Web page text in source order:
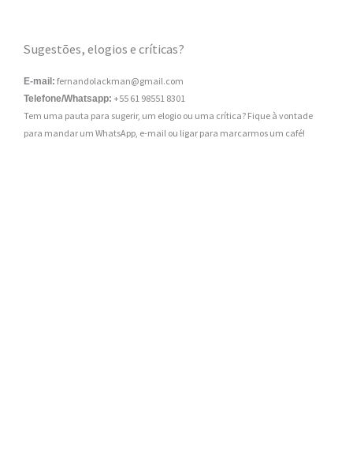
Sugestões, elogios e críticas?
E-mail: fernandolackman@gmail.com
Telefone/Whatsapp: +55 61 98551 8301
Tem uma pauta para sugerir, um elogio ou uma crítica? Fique à vontade
para mandar um WhatsApp, e-mail ou ligar para marcarmos um café!